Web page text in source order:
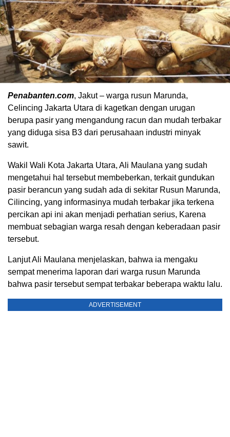
Penabanten.com, Jakut – warga rusun Marunda,
Celincing Jakarta Utara di kagetkan dengan urugan
berupa pasir yang mengandung racun dan mudah terbakar
yang diduga sisa B3 dari perusahaan industri minyak
sawit.
Wakil Wali Kota Jakarta Utara, Ali Maulana yang sudah
mengetahui hal tersebut membeberkan, terkait gundukan
pasir berancun yang sudah ada di sekitar Rusun Marunda,
Cilincing, yang informasinya mudah terbakar jika terkena
percikan api ini akan menjadi perhatian serius, Karena
membuat sebagian warga resah dengan keberadaan pasir
tersebut.
Lanjut Ali Maulana menjelaskan, bahwa ia mengaku
sempat menerima laporan dari warga rusun Marunda
bahwa pasir tersebut sempat terbakar beberapa waktu lalu.
ADVERTISEMENT